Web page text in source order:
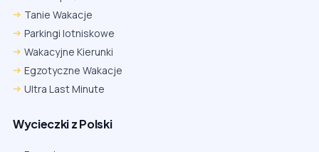
Tanie Wakacje
Parkingi lotniskowe
Wakacyjne Kierunki
Egzotyczne Wakacje
Ultra Last Minute
Wycieczki z Polski